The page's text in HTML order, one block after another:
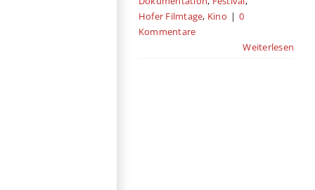
Hofer Filmtage, Kino | 0
Kommentare
Weiterlesen